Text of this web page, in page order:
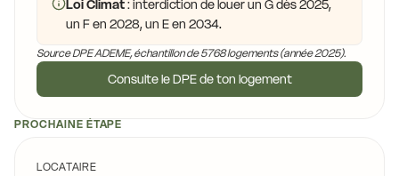
Loi Climat: interdiction de louer un G dès 2025,
un F en 2028, un E en 2034.
Source DPE ADEME, échantillon de 5768 logements (année 2025).
Consulte le DPE de ton logement
PROCHAINE ÉTAPE
LOCATAIRE